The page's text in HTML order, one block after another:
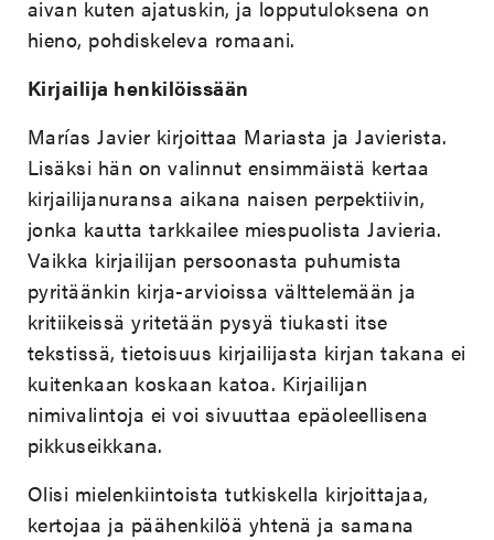
aivan kuten ajatuskin, ja lopputuloksena on
hieno, pohdiskeleva romaani.
Kirjailija henkilöissään
Marías Javier kirjoittaa Mariasta ja Javierista.
Lisäksi hän on valinnut ensimmäistä kertaa
kirjailijanuransa aikana naisen perpektiivin,
jonka kautta tarkkailee miespuolista Javieria.
Vaikka kirjailijan persoonasta puhumista
pyritäänkin kirja-arvioissa välttelemään ja
kritiikeissä yritetään pysyä tiukasti itse
tekstissä, tietoisuus kirjailijasta kirjan takana ei
kuitenkaan koskaan katoa. Kirjailijan
nimivalintoja ei voi sivuuttaa epäoleellisena
pikkuseikkana.
Olisi mielenkiintoista tutkiskella kirjoittajaa,
kertojaa ja päähenkilöä yhtenä ja samana